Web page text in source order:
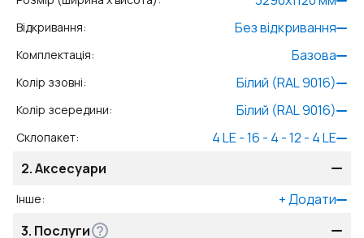
Відкривання: Без відкривання
Комплектація: Базова
Колір ззовні: Білий (RAL 9016)
Колір зсередини: Білий (RAL 9016)
Склопакет:
4 LE - 16 - 4 - 12 - 4 LE
2.Аксесуари
Інше: +Додати
3. Послуги